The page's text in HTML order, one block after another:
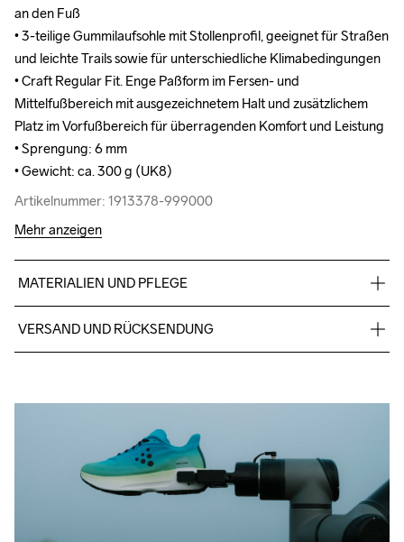
an den Fuß
• 3-teilige Gummilaufsohle mit Stollenprofil, geeignet für Straßen
und leichte Trails sowie für unterschiedliche Klimabedingungen
• Craft Regular Fit. Enge Paßform im Fersen- und
Mittelfußbereich mit ausgezeichnetem Halt und zusätzlichem
Platz im Vorfußbereich für überragenden Komfort und Leistung
• Sprengung: 6 mm
• Gewicht: ca. 300 g (UK8)
Artikelnummer: 1913378-999000
an den Fuß
• 3-teilige Gummilaufsohle mit Stollenprofil, geeignet für Straßen
und leichte Trails sowie für unterschiedliche Klimabedingungen
• Craft Regular Fit. Enge Paßform im Fersen- und
Mittelfußbereich mit ausgezeichnetem Halt und zusätzlichem
Platz im Vorfußbereich für überragenden Komfort und Leistung
• Sprengung: 6 mm
• Gewicht: ca. 300 g (UK8)
Artikelnummer: 1913378-999000
Mehr anzeigen
MATERIALIEN UND PFLEGE
Obermaterial: 46% Polyester, 46% Polyester (recycelt), TPU
8% Zwischensohle: 100% Superkritischer EVA-Schaum,
VERSAND UND RÜCKSENDUNG
Wir arbeiten mit DHL zusammen, die tagsüber liefern.
Bitte gib eine Adresse an, unter der du das Paket tagsüber
entgegennehmen kannst.